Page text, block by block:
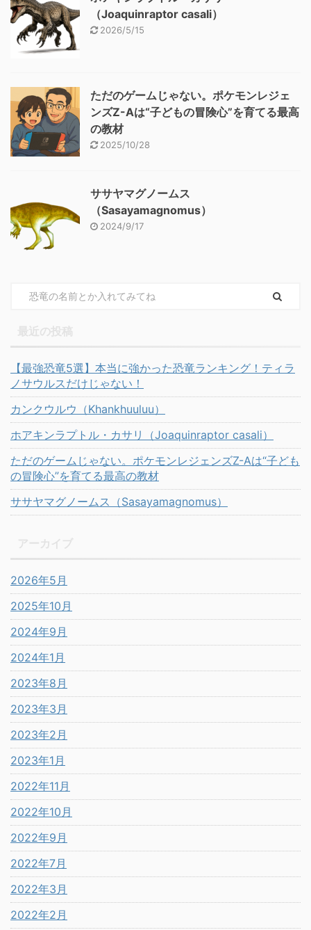
（Joaquinraptor casali）
2026/5/15
ただのゲームじゃない。ポケモンレジェ
ンズZ-Aは“子どもの冒険心”を育てる最高
の教材
2025/10/28
ササヤマグノームス
（Sasayamagnomus）
2024/9/17
【最強恐竜5選】本当に強かった恐竜ランキング！ティラ
ノサウルスだけじゃない！
カンクウルウ（Khankhuuluu）
ホアキンラプトル・カサリ（Joaquinraptor casali）
ただのゲームじゃない。ポケモンレジェンズZ-Aは“子ども
の冒険心”を育てる最高の教材
ササヤマグノームス（Sasayamagnomus）
2026年5月
2025年10月
2024年9月
2024年1月
2023年8月
2023年3月
2023年2月
2023年1月
2022年11月
2022年10月
2022年9月
2022年7月
2022年3月
2022年2月